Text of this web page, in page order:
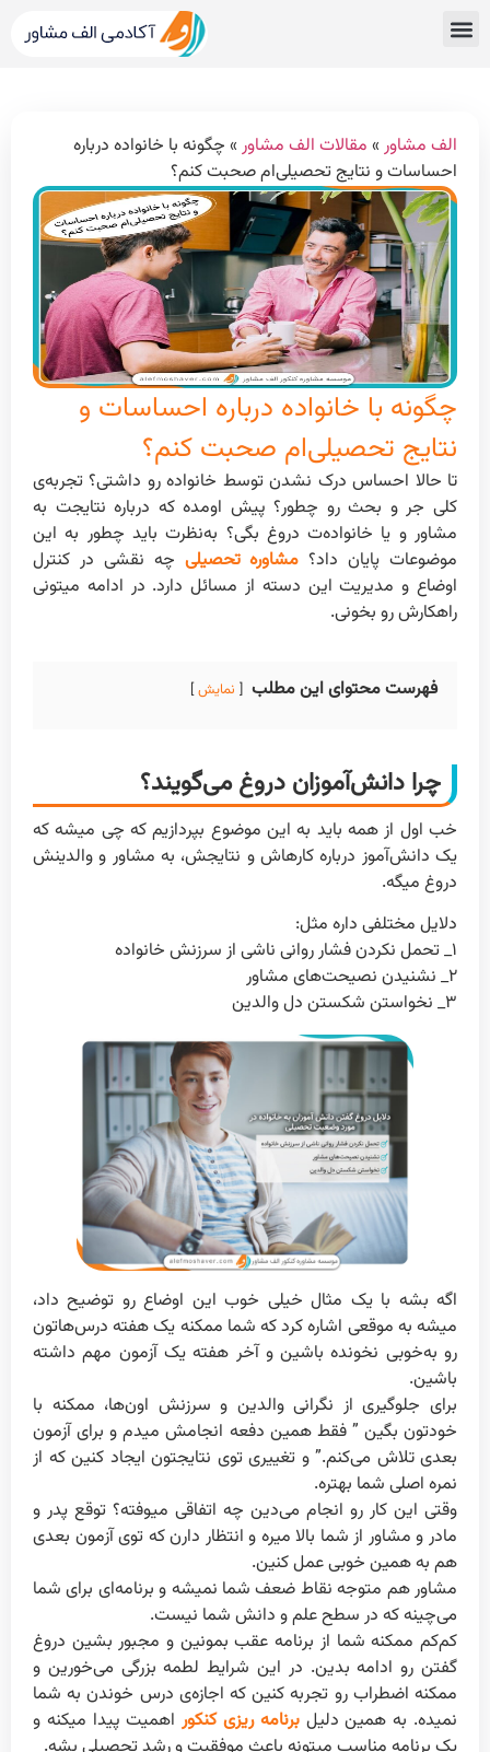
الف مشاور » مقالات الف مشاور » چگونه با خانواده درباره
احساسات و نتایج تحصیلی‌ام صحبت کنم؟
چگونه با خانواده درباره احساسات و
نتایج تحصیلی‌ام صحبت کنم؟
تا حالا احساس درک نشدن توسط خانواده رو داشتی؟ تجربه‌ی
کلی جر و بحث رو چطور؟ پیش اومده که درباره نتایجت به
مشاور و یا خانواده‌ت دروغ بگی؟ به‌نظرت باید چطور به این
موضوعات پایان داد؟ مشاوره تحصیلی چه نقشی در کنترل
اوضاع و مدیریت این دسته از مسائل دارد. در ادامه میتونی
راهکارش رو بخونی.
فهرست محتوای این مطلب نمایش
چرا دانش‌آموزان دروغ می‌گویند؟
خب اول از همه باید به این موضوع بپردازیم که چی میشه که
یک دانش‌آموز درباره کارهاش و نتایجش، به مشاور و والدینش
دروغ میگه.
دلایل مختلفی داره مثل:
۱_ تحمل نکردن فشار روانی ناشی از سرزنش خانواده
۲_ نشنیدن نصیحت‌های مشاور
۳_ نخواستن شکستن دل والدین
اگه بشه با یک مثال خیلی خوب این اوضاع رو توضیح داد،
میشه به موقعی اشاره کرد که شما ممکنه یک هفته درس‌هاتون
رو به‌خوبی نخونده باشین و آخر هفته یک آزمون مهم داشته
باشین.
برای جلوگیری از نگرانی والدین و سرزنش اون‌ها، ممکنه با
خودتون بگین ” فقط همین دفعه انجامش میدم و برای آزمون
بعدی تلاش می‌کنم.” و تغییری توی نتایجتون ایجاد کنین که از
نمره اصلی شما بهتره.
وقتی این کار رو انجام می‌دین چه اتفاقی میوفته؟ توقع پدر و
مادر و مشاور از شما بالا میره و انتظار دارن که توی آزمون بعدی
هم به همین خوبی عمل کنین.
مشاور هم متوجه نقاط ضعف شما نمیشه و برنامه‌ای برای شما
می‌چینه که در سطح علم و دانش شما نیست.
کم‌کم ممکنه شما از برنامه عقب بمونین و مجبور بشین دروغ
گفتن رو ادامه بدین. در این شرایط لطمه بزرگی می‌خورین و
ممکنه اضطراب رو تجربه کنین که اجازه‌ی درس خوندن به شما
نمیده. به همین دلیلبرنامه ریزی کنکوراهمیت پیدا میکنه و